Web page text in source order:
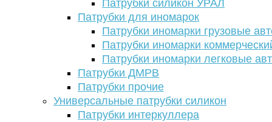
Патрубки силикон УРАЛ
Патрубки для иномарок
Патрубки иномарки грузовые
Патрубки иномарки
Патрубки иномарки легковые
Патрубки ДМРВ
Патрубки прочие
Универсальные патрубки силикон
Патрубки интеркуллера